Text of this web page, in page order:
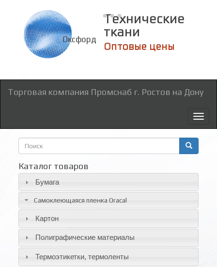
Технические
ткани
Оксфорд
Оптовые цены
Торговая компания Промснаб г. Ростов на Дону
Форма
поиска
Каталог товаров
Бумага
Самоклеющаяся пленка Oracal
Картон
Полиграфические материалы
Термоэтикетки, термоленты